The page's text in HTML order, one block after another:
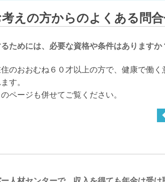
えの方からのよくある問
るためには、必要な資格や条件はありますか
のおおむね６０才以上の方で、健康で働
す。
ページも併せてご覧ください。